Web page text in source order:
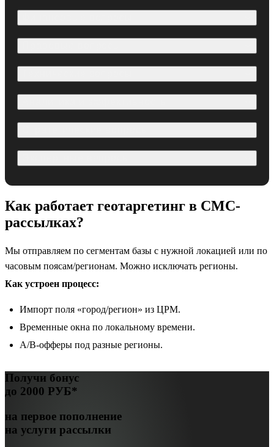
Как работает геотаргетинг в СМС-
рассылках?
Мы отправляем по сегментам базы с нужной локацией или по
часовым поясам/регионам. Можно исключать регионы.
Как устроен процесс:
Импорт поля «город/регион» из ЦРМ.
Временные окна по локальному времени.
A/B-офферы под разные регионы.
Получи бонус
до 2000 РУБ*
на первое пополнение
на услуги рассылки